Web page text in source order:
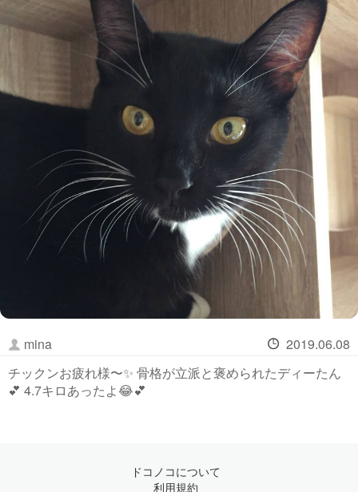
mina
2019.06.08
チックンお疲れ様〜✨ 骨格が立派と褒められたディーたん
💕 4.7キロあったよ😂💕
ドコノコについて
利用規約